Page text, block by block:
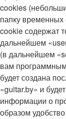
cookies
папку
cookie содержат
дальнейшем
(в дальнейшем
вам
будет создана
«guitar.by» и
информации о
образом